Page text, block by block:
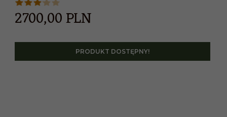
2700,00PLN
PRODUKT DOSTĘPNY!